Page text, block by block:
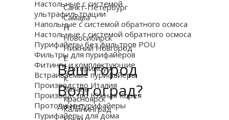
Настольные с системой
ультрафильтрации
Напольные с системой обратного осмоса
Настольные с системой обратного осмоса
Пурифайеры без фильтров POU
Фильтры для пурифайеров
Фитинги и комплектующие
Встраиваемые пурифайеры
Производство Италия
Производство Южная Корея
Проточные пурифайеры
Пурифайеры для дома
Ваш город
Волгоград?
Да Нет
Санкт-Петербург
Самара
Н
Новосибирск
Нижний Новгород
Е
Екатеринбург
К
Казань
Красноярск
Калининград